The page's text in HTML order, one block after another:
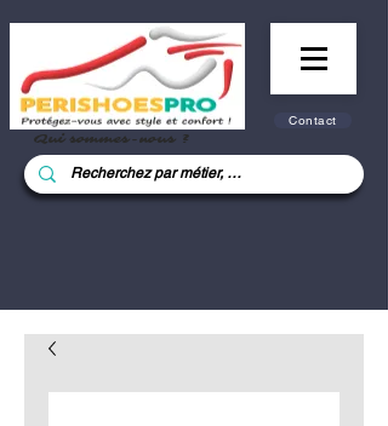
Contact
Qui sommes-nous ?